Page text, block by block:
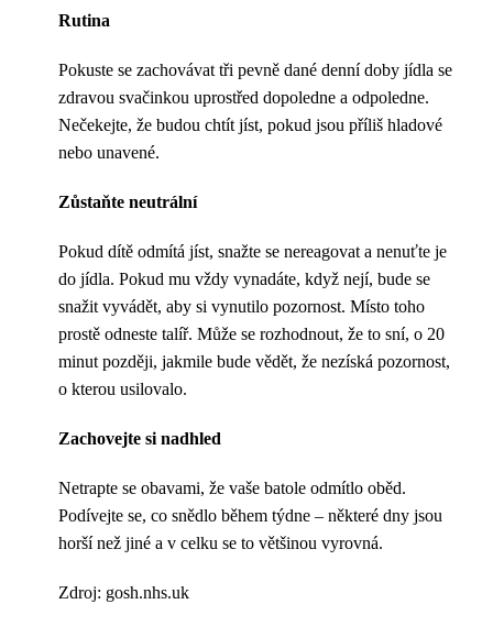
Rutina
Pokuste se zachovávat tři pevně dané denní doby jídla se
zdravou svačinkou uprostřed dopoledne a odpoledne.
Nečekejte, že budou chtít jíst, pokud jsou příliš hladové
nebo unavené.
Zůstaňte neutrální
Pokud dítě odmítá jíst, snažte se nereagovat a nenuťte je
do jídla. Pokud mu vždy vynadáte, když nejí, bude se
snažit vyvádět, aby si vynutilo pozornost. Místo toho
prostě odneste talíř. Může se rozhodnout, že to sní, o 20
minut později, jakmile bude vědět, že nezíská pozornost,
o kterou usilovalo.
Zachovejte si nadhled
Netrapte se obavami, že vaše batole odmítlo oběd.
Podívejte se, co snědlo během týdne – některé dny jsou
horší než jiné a v celku se to většinou vyrovná.
Zdroj: gosh.nhs.uk